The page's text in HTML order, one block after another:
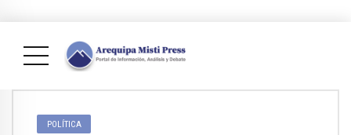
POLÍTICA